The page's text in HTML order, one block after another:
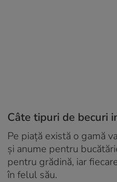
Câte tipuri de becuri
Pe piață există o gamă
și anume pentru
pentru grădină, iar
în felul său.